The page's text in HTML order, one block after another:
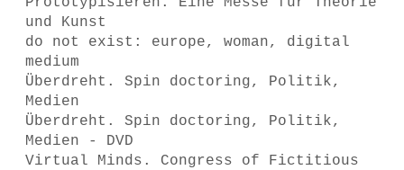
und Kunst
do not exist: europe, woman, digital
medium
Überdreht. Spin doctoring, Politik,
Medien
Überdreht. Spin doctoring, Politik,
Medien - DVD
Virtual Minds. Congress of Fictitious